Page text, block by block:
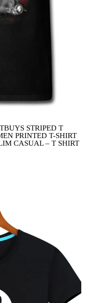
STRIPED T
PRINTED T-SHIRT
CASUAL – T SHIRT